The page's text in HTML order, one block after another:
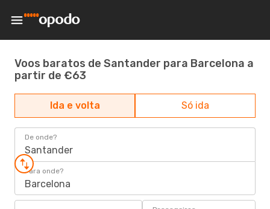
Voos baratos de Santander para Barcelona a
partir de €63
Ida e volta Só ida
De onde?
Santander
Para onde?
Barcelona